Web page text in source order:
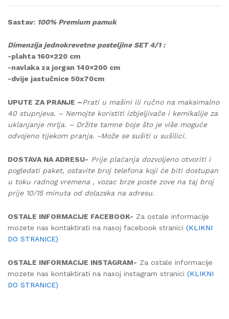
Sastav: 100% Premium pamuk
Dimenzija jednokrevetne posteljine SET 4/1 :
-plahta 160×220 cm
-navlaka za jorgan 140×200 cm
-dvije jastučnice 50x70cm
UPUTE ZA PRANJE –Prati u mašini ili ručno na maksimalno
40 stupnjeva. – Nemojte koristiti izbjeljivače i kemikalije za
uklanjanje mrlja. – Držite tamne boje što je više moguće
odvojeno tijekom pranja. -Može se sušiti u sušilici.
DOSTAVA NA ADRESU- Prije plaćanja dozvoljeno otvoriti i
pogledati paket, ostavite broj telefona koji će biti dostupan
u toku radnog vremena , vozac brze poste zove na taj broj
prije 10/15 minuta od dolazska na adresu.
OSTALE INFORMACIJE FACEBOOK- Za ostale informacije
mozete nas kontaktirati na nasoj facebook stranici (KLIKNI
DO STRANICE)
OSTALE INFORMACIJE INSTAGRAM- Za ostale informacije
mozete nas kontaktirati na nasoj instagram stranici (KLIKNI
DO STRANICE)